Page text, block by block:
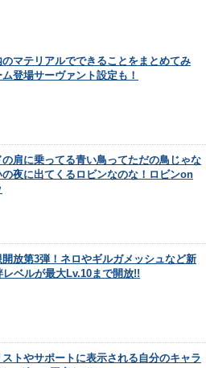
マテリアルでできることをまとめてみ
登場サーヴァント設定も！
の肩に乗ってる青い鳥ってただの鳥じゃな
の夜に出てくるロビンなのな！ロビンon
放第3弾！ネロやギルガメッシュなど新
レベルが最大Lv.10まで開放!!
トやサポートに表示される自分のキャラ